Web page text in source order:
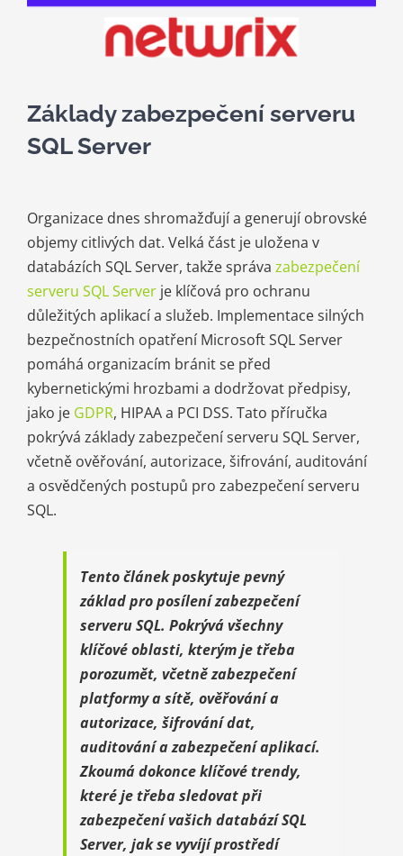
Základy zabezpečení serveru
SQL Server
Organizace dnes shromažďují a generují obrovské
objemy citlivých dat. Velká část je uložena v
databázích SQL Server, takže správa zabezpečení
serveru SQL Serverje klíčová pro ochranu
důležitých aplikací a služeb. Implementace silných
bezpečnostních opatření Microsoft SQL Server
pomáhá organizacím bránit se před
kybernetickými hrozbami a dodržovat předpisy,
jako je GDPR, HIPAA a PCI DSS. Tato příručka
pokrývá základy zabezpečení serveru SQL Server,
včetně ověřování, autorizace, šifrování, auditování
a osvědčených postupů pro zabezpečení serveru
SQL.
Tento článek poskytuje pevný
základ pro posílení zabezpečení
serveru SQL. Pokrývá všechny
klíčové oblasti, kterým je třeba
porozumět, včetně zabezpečení
platformy a sítě, ověřování a
autorizace, šifrování dat,
auditování a zabezpečení aplikací.
Zkoumá dokonce klíčové trendy,
které je třeba sledovat při
zabezpečení vašich databází SQL
Server, jak se vyvíjí prostředí